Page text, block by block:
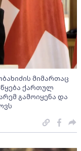
მიმართაც
ქართულ
გამოიყენა და